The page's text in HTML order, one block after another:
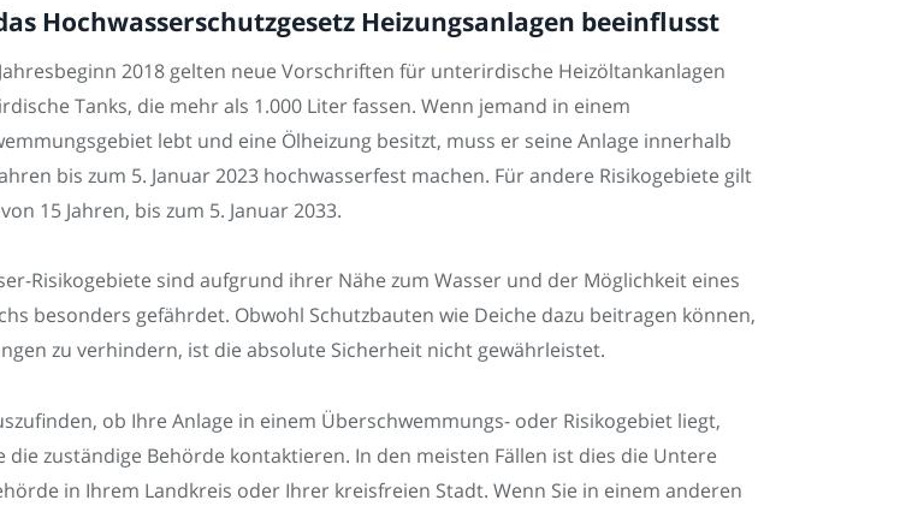
Hochwasserschutzgesetz Heizungsanlagen beeinflusst
2018 gelten neue Vorschriften für unterirdische Heizöltankanlagen
Tanks, die mehr als 1.000 Liter fassen. Wenn jemand in einem
lebt und eine Ölheizung besitzt, muss er seine Anlage innerhalb
bis zum 5. Januar 2023 hochwasserfest machen. Für andere Risikogebiete gilt
15 Jahren, bis zum 5. Januar 2033.
Risikogebiete sind aufgrund ihrer Nähe zum Wasser und der Möglichkeit eines
besonders gefährdet. Obwohl Schutzbauten wie Deiche dazu beitragen können,
zu verhindern, ist die absolute Sicherheit nicht gewährleistet.
ob Ihre Anlage in einem Überschwemmungs- oder Risikogebiet liegt,
die zuständige Behörde kontaktieren. In den meisten Fällen ist dies die Untere
in Ihrem Landkreis oder Ihrer kreisfreien Stadt. Wenn Sie in einem anderen